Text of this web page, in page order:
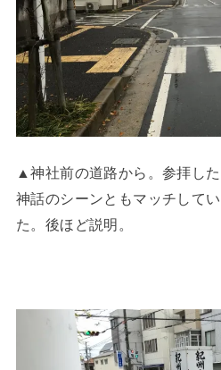
▲神社前の道路から。参拝し
神話のシーンともマッチして
た。後ほど説明。